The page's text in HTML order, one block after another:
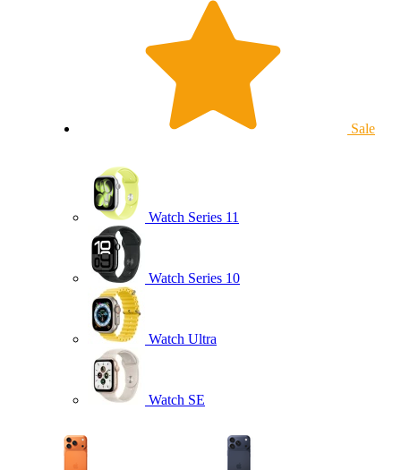
Sale
Watch Series 11
Watch Series 10
Watch Ultra
Watch SE